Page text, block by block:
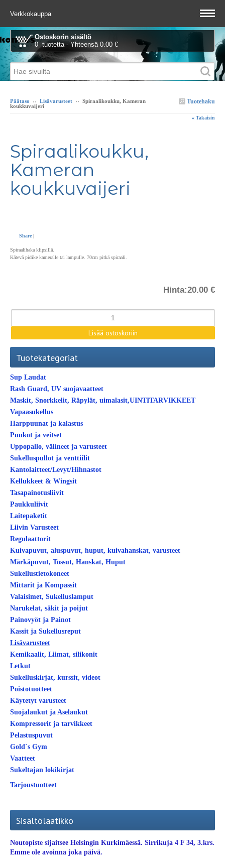
Verkkokauppa
Ostoskorin sisältö
0 tuotetta - Yhteensä 0.00 €
Tuotehaku
Päätaso ›› Lisävarusteet ›› Spiraalikoukku, Kameran
koukkuvaijeri
« Takaisin
Spiraalikoukku,
Kameran
koukkuvaijeri
Share |
Spiraalihaka klipsillä.
Kätevä pidike kameralle tai lampulle. 70cm pitkä spiraali.
Hinta:20.00 €
Tuotekategoriat
Sup Laudat
Rash Guard, UV suojavaatteet
Maskit, Snorkkelit, Räpylät, uimalasit,UINTITARVIKKEET
Vapaasukellus
Harppuunat ja kalastus
Puukot ja veitset
Uppopallo, välineet ja varusteet
Sukelluspullot ja venttiilit
Kantolaitteet/Levyt/Hihnastot
Kellukkeet & Wingsit
Tasapainotusliivit
Paukkuliivit
Laitepaketit
Liivin Varusteet
Regulaattorit
Kuivapuvut, aluspuvut, huput, kuivahanskat, varusteet
Märkäpuvut, Tossut, Hanskat, Huput
Sukellustietokoneet
Mittarit ja Kompassit
Valaisimet, Sukelluslamput
Narukelat, säkit ja poijut
Painovyöt ja Painot
Kassit ja Sukellusreput
Lisävarusteet
Kemikaalit, Liimat, silikonit
Letkut
Sukelluskirjat, kurssit, videot
Poistotuotteet
Käytetyt varusteet
Suojalaukut ja Aselaukut
Kompressorit ja tarvikkeet
Pelastuspuvut
Gold´s Gym
Vaatteet
Sukeltajan lokikirjat
Tarjoustuotteet
Sisältölaatikko
Noutopiste sijaitsee Helsingin Kurkimäessä. Sirrikuja 4 F 34, 3.krs.
Emme ole avoinna joka päivä.